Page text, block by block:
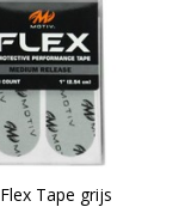
Flex Tape grijs